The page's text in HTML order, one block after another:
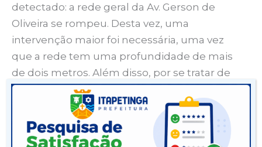
detectado: a rede geral da Av. Gerson de
Oliveira se rompeu. Desta vez, uma
intervenção maior foi necessária, uma vez
que a rede tem uma profundidade de mais
de dois metros. Além disso, por se tratar de
uma via movimentada, foi preciso ser
programado um processo de sinalização e
desvio dos veículos enquanto o problema
era solucionado.